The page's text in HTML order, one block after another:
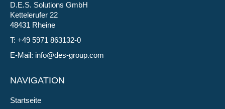
D.E.S. Solutions GmbH
Kettelerufer 22
48431 Rheine
T: +49 5971 863132-0
E-Mail: info@des-group.com
NAVIGATION
Startseite